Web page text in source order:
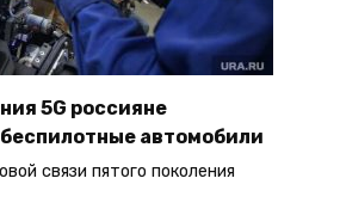
5G россияне
автомобили
связи пятого поколения